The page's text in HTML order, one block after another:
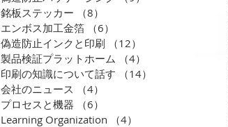
銘板ステッカー
（8）
エンボス加工金箔
（6）
偽造防止インクと印刷
（12）
製品検証プラットホーム
（4）
印刷の知識について話す
（14）
会社のニュース
（4）
プロセスと機器
（6）
Learning Organization
（4）